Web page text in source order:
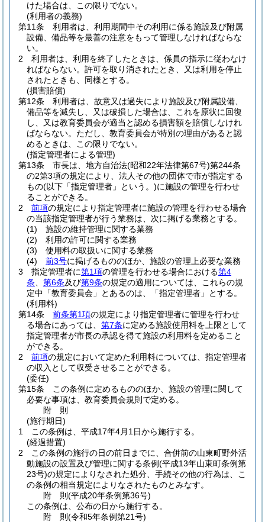
けた場合は、この限りでない。
(利用者の義務)
第11条
利用者は、利用期間中その利用に係る施設及び附属
設備、備品等を最善の注意をもって管理しなければならな
い。
2
利用者は、利用を終了したときは、係員の指示に従わなけ
ればならない。 許可を取り消されたとき、又は利用を停止
されたときも、同様とする。
(損害賠償)
第12条
利用者は、故意又は過失により施設及び附属設備、
備品等を滅失し、又は破損した場合は、これを原状に回復
し、又は教育委員会が適当と認める損害額を賠償しなけれ
ばならない。 ただし、教育委員会が特別の理由があると認
めるときは、この限りでない。
(指定管理者による管理)
第13条
市長は、地方自治法(昭和22年法律第67号)第244条
の2第3項の規定により、法人その他の団体で市が指定する
もの(以下「指定管理者」という。)に施設の管理を行わせ
ることができる。
2
前項の規定により指定管理者に施設の管理を行わせる場合
の当該指定管理者が行う業務は、次に掲げる業務とする。
(1)
施設の維持管理に関する業務
(2)
利用の許可に関する業務
(3)
使用料の取扱いに関する業務
(4)
前3号に掲げるもののほか、施設の管理上必要な業務
3
指定管理者に第1項の管理を行わせる場合における第4
条
第6条及び第9条の規定の適用については、これらの規
定中「教育委員会」とあるのは、「指定管理者」とする。
(利用料)
第14条
前条第1項の規定により指定管理者に管理を行わせ
る場合にあっては、 第7条に定める施設使用料を上限として
指定管理者が市長の承認を得て施設の利用料を定めること
ができる。
2
前項の規定において定めた利用料については、指定管理者
の収入として収受させることができる。
(委任)
第15条
この条例に定めるもののほか、施設の管理に関して
必要な事項は、教育委員会規則で定める。
附 則
(施行期日)
1
この条例は、平成17年4月1日から施行する。
(経過措置)
2
この条例の施行の日の前日までに、合併前の山東町野外活
動施設の設置及び管理に関する条例(平成13年山東町条例第
23号)の規定によりなされた処分、手続その他の行為は、こ
の条例の相当規定によりなされたものとみなす。
附 則(平成20年条例第36号)
この条例は、公布の日から施行する。
附 則(令和5年条例第21号)